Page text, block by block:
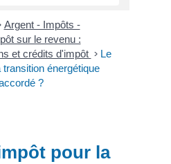
Argent - Impôts -
sur le revenu :
et crédits d'impôt > Le
énergétique
?
pour la